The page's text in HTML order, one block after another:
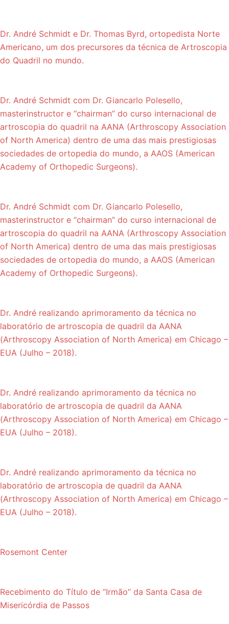
Dr. André Schmidt e Dr. Thomas Byrd, ortopedista Norte
Americano, um dos precursores da técnica de Artroscopia
do Quadril no mundo.
Dr. André Schmidt com Dr. Giancarlo Polesello,
masterinstructor e “chairman” do curso internacional de
artroscopia do quadril na AANA (Arthroscopy Association
of North America) dentro de uma das mais prestigiosas
sociedades de ortopedia do mundo, a AAOS (American
Academy of Orthopedic Surgeons).
Dr. André Schmidt com Dr. Giancarlo Polesello,
masterinstructor e “chairman” do curso internacional de
artroscopia do quadril na AANA (Arthroscopy Association
of North America) dentro de uma das mais prestigiosas
sociedades de ortopedia do mundo, a AAOS (American
Academy of Orthopedic Surgeons).
Dr. André realizando aprimoramento da técnica no
laboratório de artroscopia de quadril da AANA
(Arthroscopy Association of North America) em Chicago –
EUA (Julho – 2018).
Dr. André realizando aprimoramento da técnica no
laboratório de artroscopia de quadril da AANA
(Arthroscopy Association of North America) em Chicago –
EUA (Julho – 2018).
Dr. André realizando aprimoramento da técnica no
laboratório de artroscopia de quadril da AANA
(Arthroscopy Association of North America) em Chicago –
EUA (Julho – 2018).
Rosemont Center
Recebimento do Título de “Irmão” da Santa Casa de
Misericórdia de Passos